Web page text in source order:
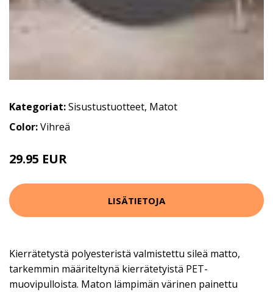
Kategoriat:Sisustustuotteet, Matot
Color:Vihreä
29.95 EUR
LISÄTIETOJA
Kierrätetystä polyesteristä valmistettu sileä matto,
tarkemmin määriteltynä kierrätetyistä PET-
muovipulloista. Maton lämpimän värinen painettu